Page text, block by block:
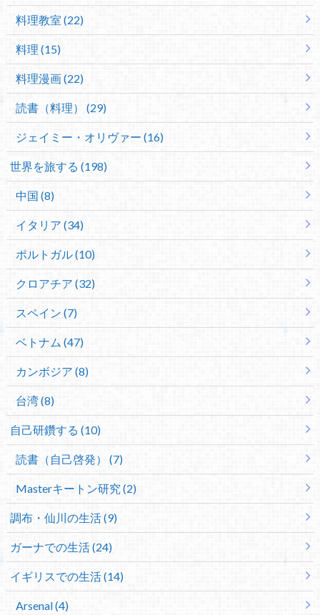
料理教室 (22)
料理 (15)
料理漫画 (22)
読書（料理） (29)
ジェイミー・オリヴァー (16)
世界を旅する (198)
中国 (8)
イタリア (34)
ポルトガル (10)
クロアチア (32)
スペイン (7)
ベトナム (47)
カンボジア (8)
台湾 (8)
自己研鑽する (10)
読書（自己啓発） (7)
Masterキートン研究 (2)
調布・仙川の生活 (9)
ガーナでの生活 (24)
イギリスでの生活 (14)
Arsenal (4)